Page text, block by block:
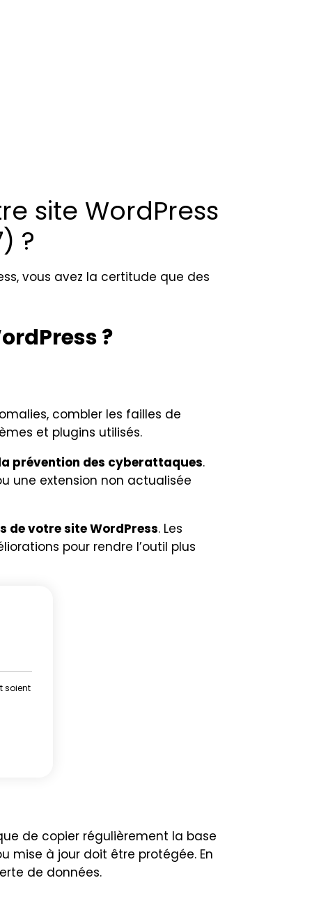
site WordPress
?
vous avez la certitude que des
?
combler les failles de
et plugins utilisés.
prévention des cyberattaques.
une extension non actualisée
de votre site WordPress. Les
pour rendre l’outil plus
soient
de copier régulièrement la base
mise à jour doit être protégée. En
de données.